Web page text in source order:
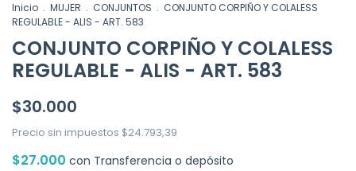
Inicio . MUJER . CONJUNTOS . CONJUNTO CORPIÑO Y COLALESS
REGULABLE - ALIS - ART. 583
CONJUNTO CORPIÑO Y COLALESS
REGULABLE - ALIS - ART. 583
$30.000
Precio sin impuestos $24.793,39
$27.000 con Transferencia o depósito